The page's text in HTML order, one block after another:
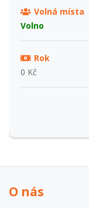
Volná místa
Volno
Rok
0 Kč
O nás